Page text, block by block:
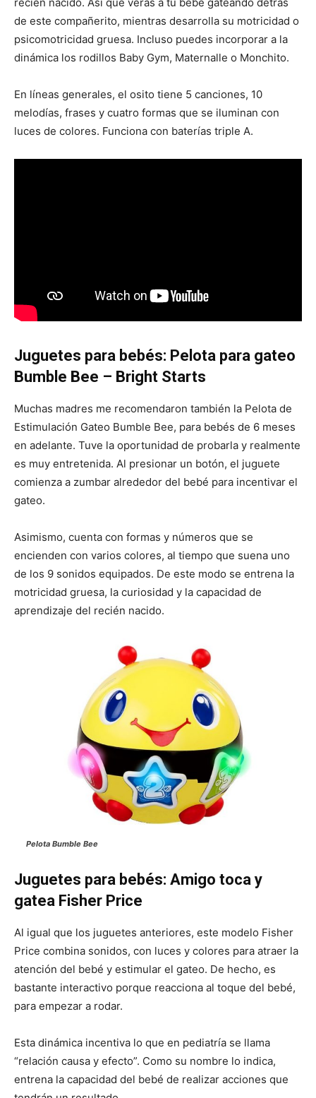
de este compañerito, mientras desarrolla su motricidad o
psicomotricidad gruesa. Incluso puedes incorporar a la
dinámica los rodillos Baby Gym, Maternalle o Monchito.
En líneas generales, el osito tiene 5 canciones, 10
melodías, frases y cuatro formas que se iluminan con
luces de colores. Funciona con baterías triple A.
Juguetes para bebés: Pelota para gateo
Bumble Bee – Bright Starts
Muchas madres me recomendaron también la Pelota de
Estimulación Gateo Bumble Bee, para bebés de 6 meses
en adelante. Tuve la oportunidad de probarla y realmente
es muy entretenida. Al presionar un botón, el juguete
comienza a zumbar alrededor del bebé para incentivar el
gateo.
Asimismo, cuenta con formas y números que se
encienden con varios colores, al tiempo que suena uno
de los 9 sonidos equipados. De este modo se entrena la
motricidad gruesa, la curiosidad y la capacidad de
aprendizaje del recién nacido.
Pelota Bumble Bee
Juguetes para bebés: Amigo toca y
gatea Fisher Price
Al igual que los juguetes anteriores, este modelo Fisher
Price combina sonidos, con luces y colores para atraer la
atención del bebé y estimular el gateo. De hecho, es
bastante interactivo porque reacciona al toque del bebé,
para empezar a rodar.
Esta dinámica incentiva lo que en pediatría se llama
“relación causa y efecto”. Como su nombre lo indica,
entrena la capacidad del bebé de realizar acciones que